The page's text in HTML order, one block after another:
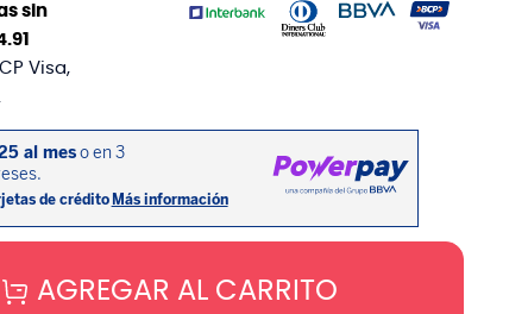
sin
.91
Visa,
AGREGAR AL CARRITO